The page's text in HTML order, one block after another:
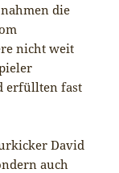
die
nicht weit
erfüllten fast
David
auch